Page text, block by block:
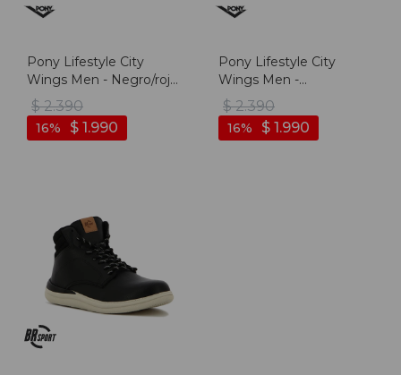
Pony Lifestyle City
Wings Men - Negro/rojo
- Negro-rojo
$ 2.390
$ 1.990
16
Pony Lifestyle City
Wings Men -
Borgoña/blanco -
Borgoña-blanco
$ 2.390
$ 1.990
16